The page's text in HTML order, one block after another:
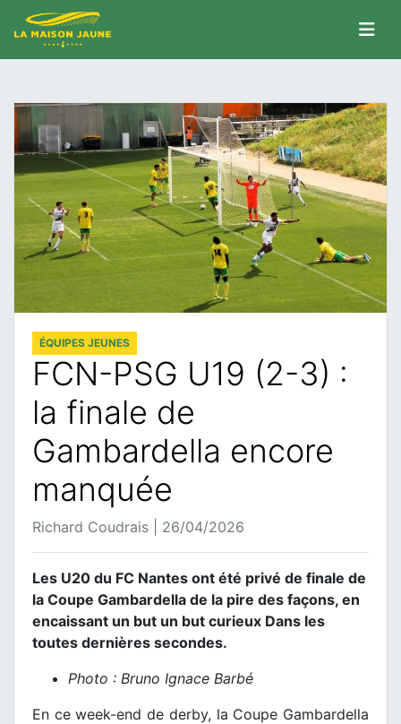
ÉQUIPES JEUNES
FCN-PSG U19 (2-3) :
la finale de
Gambardella encore
manquée
Richard Coudrais | 26/04/2026
Les U20 du FC Nantes ont été privé de finale de
la Coupe Gambardella de la pire des façons, en
encaissant un but un but curieux Dans les
toutes dernières secondes.
Photo : Bruno Ignace Barbé
En ce week-end de derby, la Coupe Gambardella